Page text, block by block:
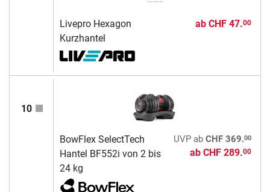
Livepro Hexagon
Kurzhantel
ab CHF 47.00
10
BowFlex SelectTech
Hantel BF552i von 2 bis
24 kg
UVPab CHF 369.00
ab CHF 289.00